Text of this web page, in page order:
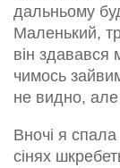
дальньому
Маленький,
він здавався
чимось
не видно,
Вночі я
сінях